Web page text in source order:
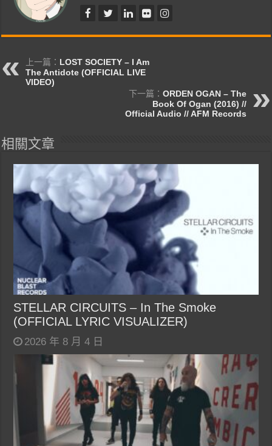
上一篇： LOST SOCIETY – I Am
The Antidote (OFFICIAL LIVE
VIDEO)
下一篇： ORDEN OGAN – The
Book Of Ogan (2016) //
Official Audio // AFM Records
相關文章
STELLAR CIRCUITS – In The Smoke
(OFFICIAL LYRIC VISUALIZER)
2026 年 8 月 4 日